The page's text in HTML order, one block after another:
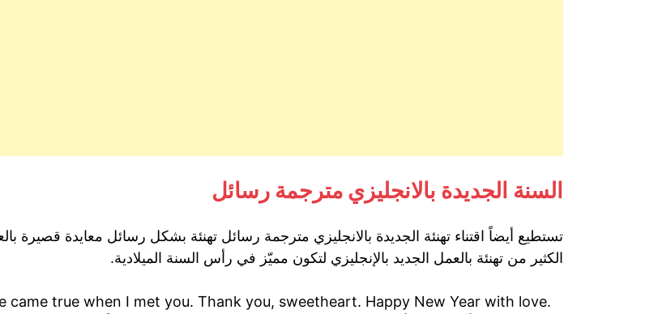
السنة الجديدة بالانجليزي مترجمة رسائل
تستطيع أيضاً اقتناء تهنئة الجديدة بالانجليزي مترجمة رسائل تهنئة بشكل رسائل معايدة قصيرة
الكثير من تهنئة بالعمل الجديد بالإنجليزي لتكون مميّز في رأس السنة الميلادية.
came true when I met you. Thank you, sweetheart. Happy New Year with love.